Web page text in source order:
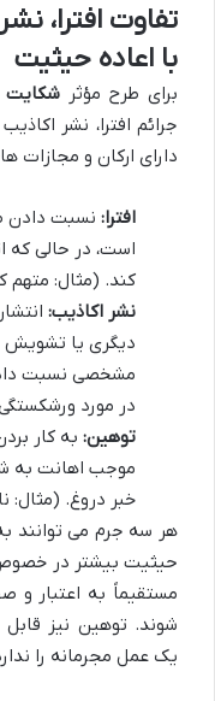
تفاوت افترا،
با اعاده حیثیت
برای طرح مؤثر شکایت
جرائم افترا، نشر
دارای ارکان و
افترا: نسبت
است، در حالی که
کند. (مثال: متهم
نشر اکاذیب:
دیگری یا تشویش
مشخصی نسبت
در مورد
توهین: به کار
موجب اهانت به
خبر دروغ. (مثال:
هر سه جرم می توانند
حیثیت بیشتر در خصوص
مستقیماً به اعتبار
شوند. توهین نیز قابل
یک عمل مجرمانه را